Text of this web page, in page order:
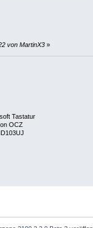
von MartinX3»
Tastatur
OCZ